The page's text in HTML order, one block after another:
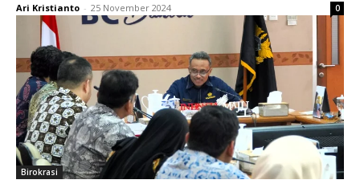
Ari Kristianto - 25 November 2024 0
Birokrasi